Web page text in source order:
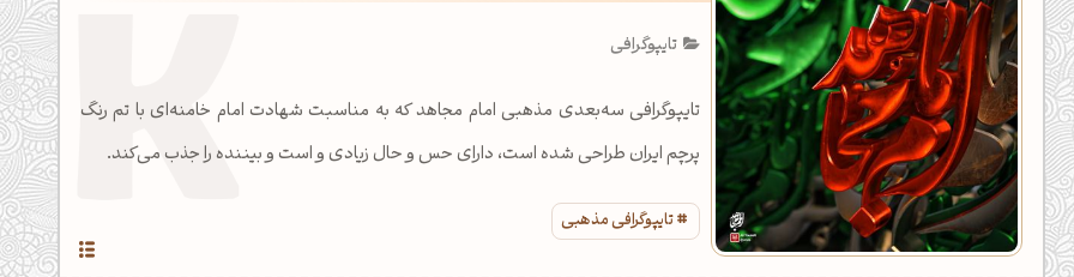
تایپوگرافی
تایپوگرافی سه‌بعدی مذهبی امام مجاهد که به مناسبت شهادت امام خامنه‌ای با تم رنگ
پرچم ایران طراحی شده است، دارای حس و حال زیادی و است و بیننده را جذب می‌کند.
تایپوگرافی مذهبی